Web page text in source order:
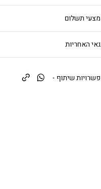
תשלום
האחריות
שיתוף -